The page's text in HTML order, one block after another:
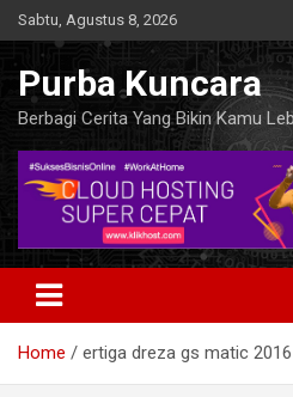
Skip
to
content
Sabtu, Agustus 8, 2026
Purba Kuncara
Berbagi Cerita Yang Bikin Kamu
Home ertiga dreza gs matic